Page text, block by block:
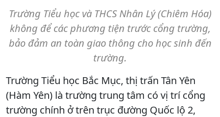
Trường Tiểu học và THCS Nhân Lý (Chiêm Hóa)
không để các phương tiện trước cổng trường,
bảo đảm an toàn giao thông cho học sinh đến
trường.
Trường Tiểu học Bắc Mục, thị trấn Tân Yên
(Hàm Yên) là trường trung tâm có vị trí cổng
trường chính ở trên trục đường Quốc lộ 2,